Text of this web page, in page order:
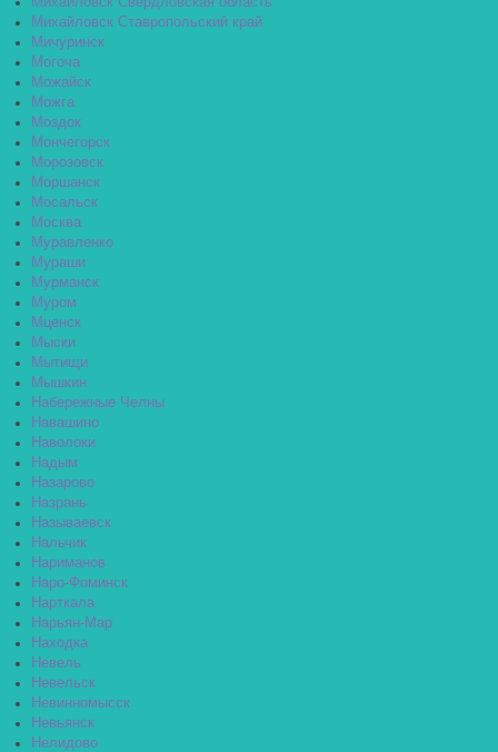
Михайловск Ставропольский край
Мичуринск
Могоча
Можайск
Можга
Моздок
Мончегорск
Морозовск
Моршанск
Мосальск
Москва
Муравленко
Мураши
Мурманск
Муром
Мценск
Мыски
Мытищи
Мышкин
Набережные Челны
Навашино
Наволоки
Надым
Назарово
Назрань
Называевск
Нальчик
Нариманов
Наро-Фоминск
Нарткала
Нарьян-Мар
Находка
Невель
Невельск
Невинномысск
Невьянск
Нелидово